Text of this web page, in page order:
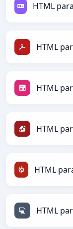
HTML
HTML
HTML